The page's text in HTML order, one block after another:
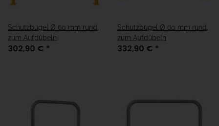
Schutzbügel Ø 60 mm rund,
zum Aufdübeln
302,90 € *
Schutzbügel Ø 60 mm rund,
zum Aufdübeln
332,90 € *